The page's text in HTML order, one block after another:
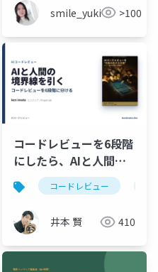
smile_yukiko_it>100
コードレビューを6段階
にしたら、AIと人間の
分業が見えた
コードレビュー
井本 賢 410